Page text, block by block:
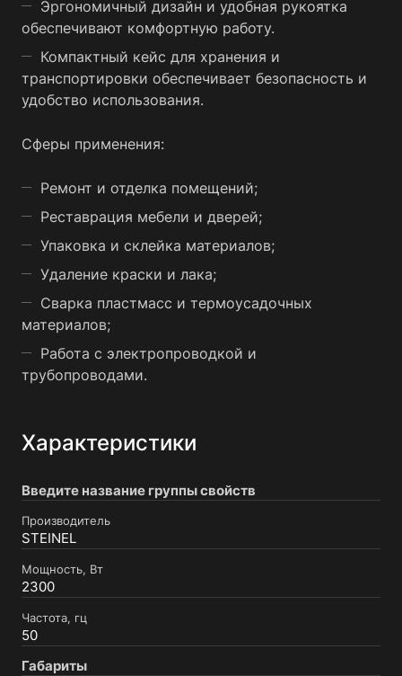
Эргономичный дизайн и удобная рукоятка
обеспечивают комфортную работу.
Компактный кейс для хранения и
транспортировки обеспечивает безопасность и
удобство использования.
Сферы применения:
Ремонт и отделка помещений;
Реставрация мебели и дверей;
Упаковка и склейка материалов;
Удаление краски и лака;
Сварка пластмасс и термоусадочных
материалов;
Работа с электропроводкой и
трубопроводами.
Характеристики
Введите название группы свойств
Производитель
STEINEL
Мощность, Вт
2300
Частота, гц
50
Габариты